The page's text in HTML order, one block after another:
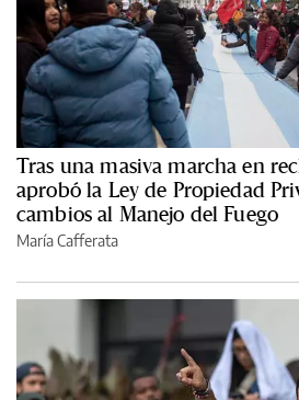
Tras una masiva marcha en
aprobó la Ley de Propiedad
cambios al Manejo del Fuego
María Cafferata